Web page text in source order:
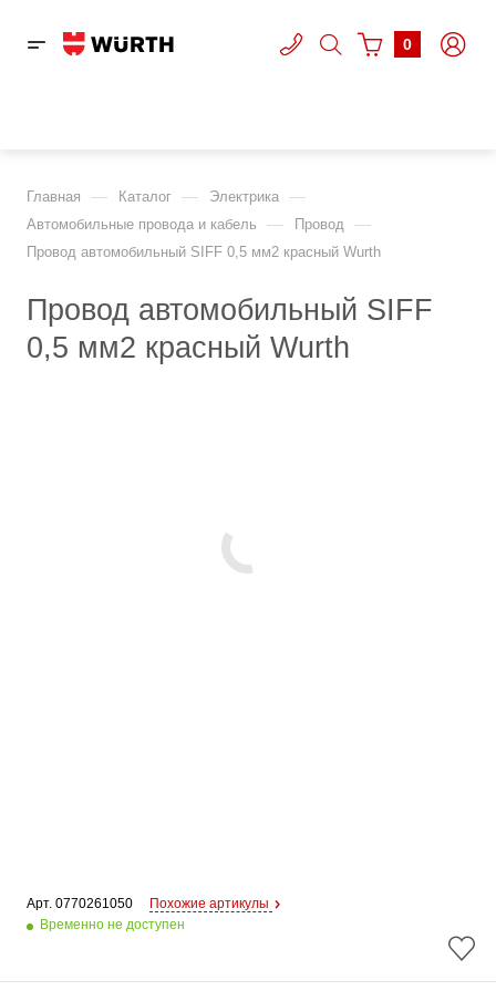
0
Главная — Каталог — Электрика —
Автомобильные провода и кабель — Провод —
Провод автомобильный SIFF 0,5 мм2 красный Wurth
Провод автомобильный SIFF
0,5 мм2 красный Wurth
Арт. 0770261050
Похожие артикулы
Временно не доступен